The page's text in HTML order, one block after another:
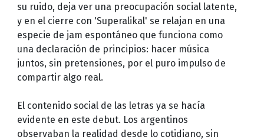
su ruido, deja ver una preocupación social latente,
y en el cierre con 'Superalikal' se relajan en una
especie de jam espontáneo que funciona como
una declaración de principios: hacer música
juntos, sin pretensiones, por el puro impulso de
compartir algo real.
El contenido social de las letras ya se hacía
evidente en este debut. Los argentinos
observaban la realidad desde lo cotidiano, sin